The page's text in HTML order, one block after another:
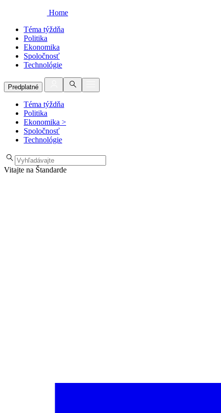
Home
Téma týždňa
Politika
Ekonomika
Spoločnosť
Technológie
Predplatné
Téma týždňa
Politika
Ekonomika >
Spoločnosť
Technológie
Vitajte na Štandarde